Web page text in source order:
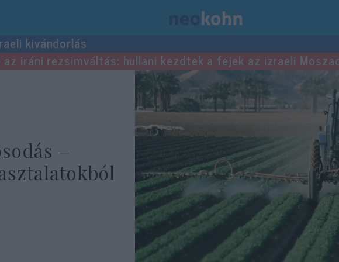
kivándorlás
iráni rezsimváltás: hullani kezdtek a fejek az izraeli
–